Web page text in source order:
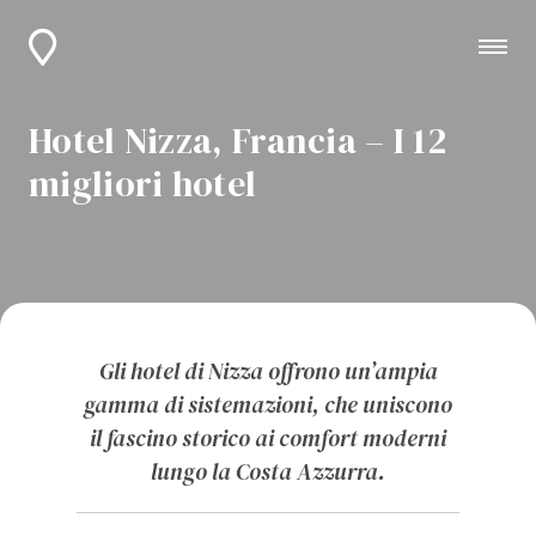
Hotel Nizza, Francia – I 12
migliori hotel
Gli hotel di Nizza offrono un’ampia
gamma di sistemazioni, che uniscono
il fascino storico ai comfort moderni
lungo la Costa Azzurra.